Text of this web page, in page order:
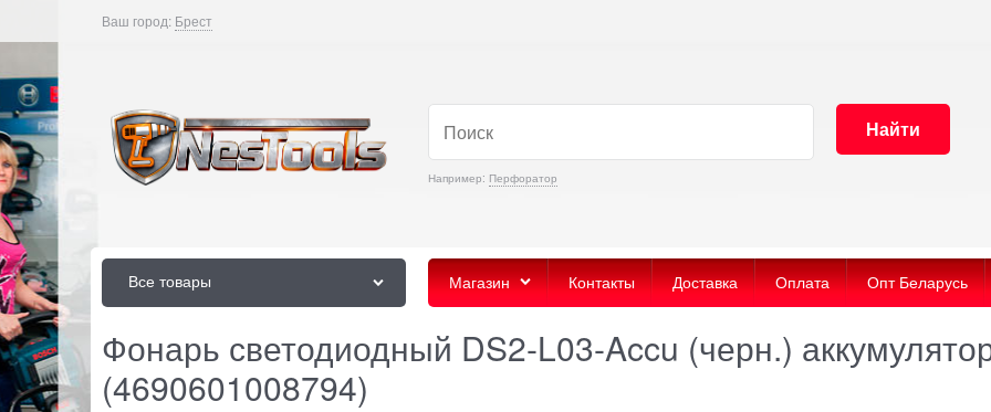
Ваш город: Брест
Например: Перфоратор
Найти
Все товары Магазин Контакты Доставка Оплата Опт Беларусь
Фонарь светодиодный DS2-L03-Accu (черн.)
(4690601008794)